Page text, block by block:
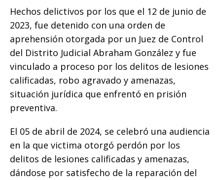
Hechos delictivos por los que el 12 de junio de
2023, fue detenido con una orden de
aprehensión otorgada por un Juez de Control
del Distrito Judicial Abraham González y fue
vinculado a proceso por los delitos de lesiones
calificadas, robo agravado y amenazas,
situación jurídica que enfrentó en prisión
preventiva.
El 05 de abril de 2024, se celebró una audiencia
en la que victima otorgó perdón por los
delitos de lesiones calificadas y amenazas,
dándose por satisfecho de la reparación del